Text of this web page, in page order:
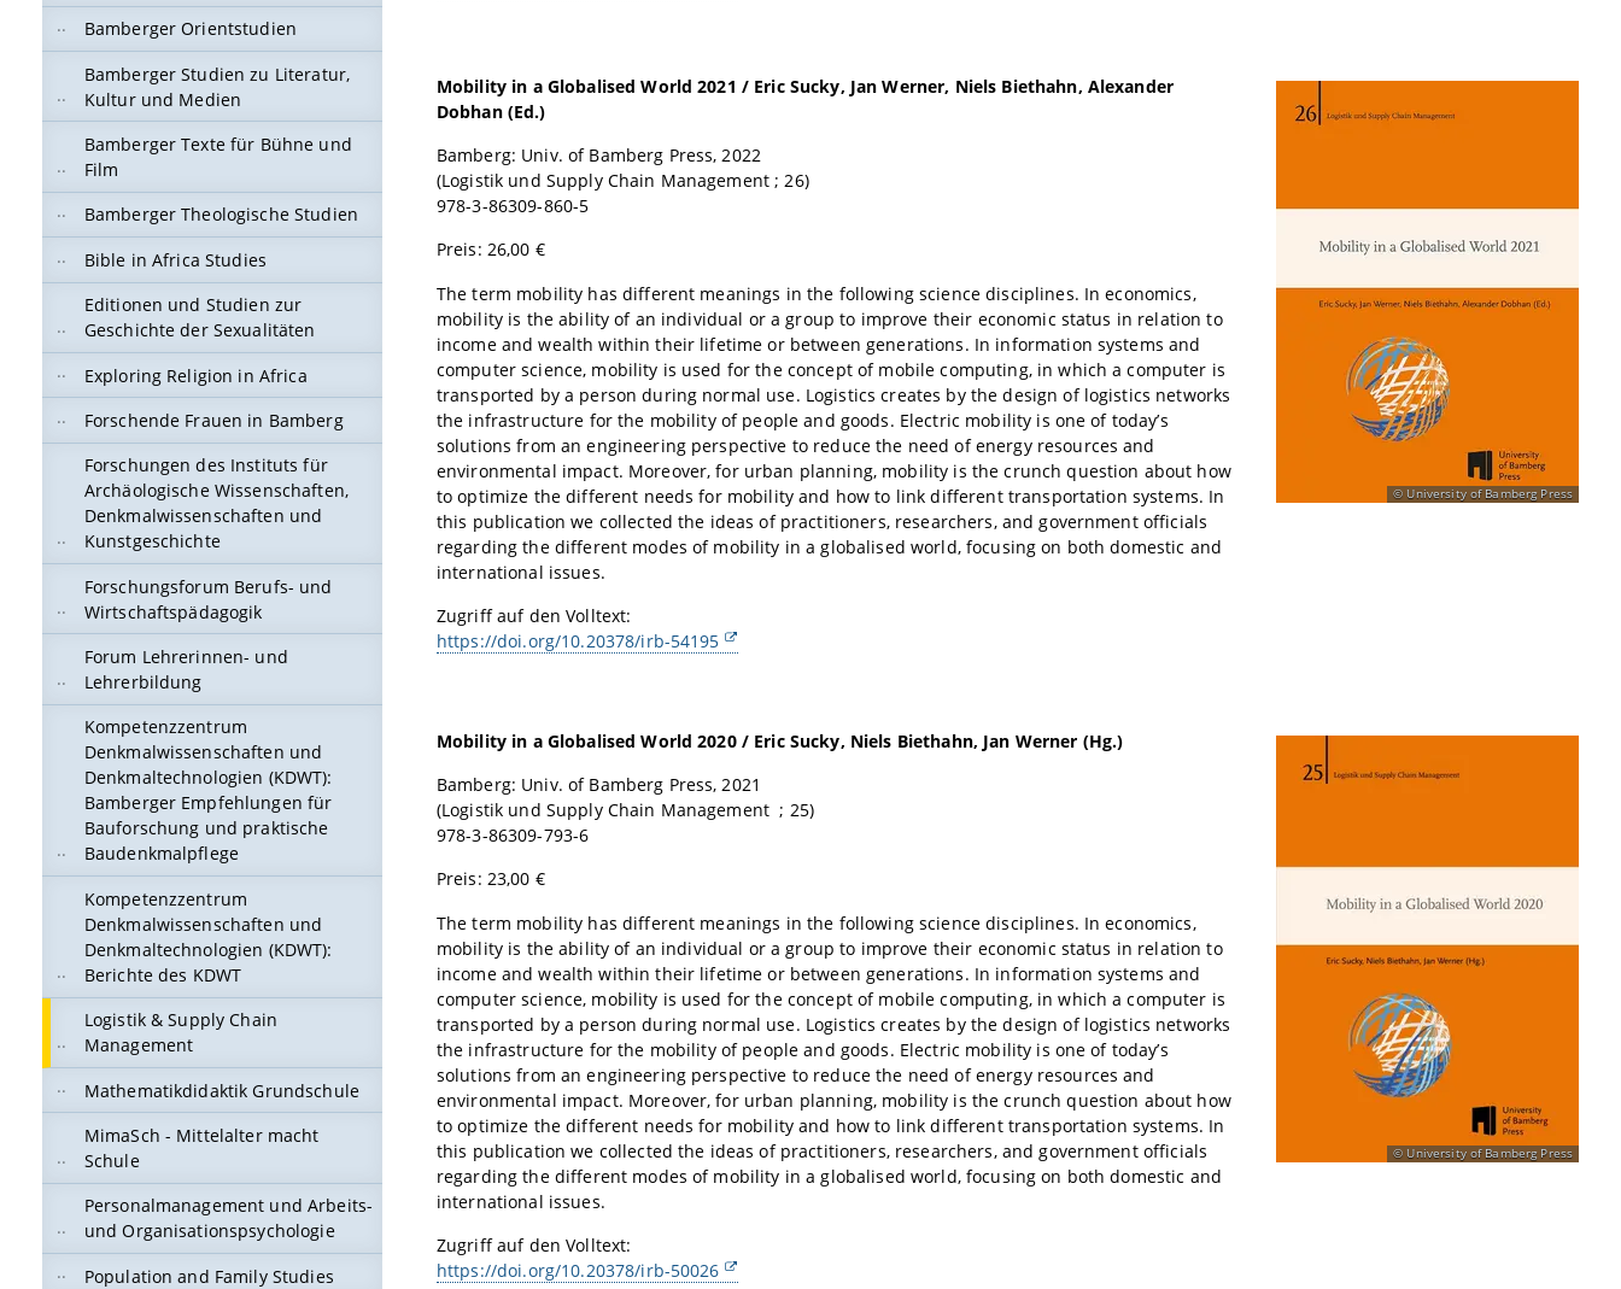
Bamberger Orientstudien
Bamberger Studien zu Literatur,
Kultur und Medien
Bamberger Texte für Bühne und
Film
Bamberger Theologische Studien
Bible in Africa Studies
Editionen und Studien zur
Geschichte der Sexualitäten
Exploring Religion in Africa
Forschende Frauen in Bamberg
Forschungen des Instituts für
Archäologische Wissenschaften,
Denkmalwissenschaften und
Kunstgeschichte
Forschungsforum Berufs- und
Wirtschaftspädagogik
Forum Lehrerinnen- und
Lehrerbildung
Kompetenzzentrum
Denkmalwissenschaften und
Denkmaltechnologien (KDWT):
Bamberger Empfehlungen für
Bauforschung und praktische
Baudenkmalpflege
Kompetenzzentrum
Denkmalwissenschaften und
Denkmaltechnologien (KDWT):
Berichte des KDWT
Logistik & Supply Chain
Management
Mathematikdidaktik Grundschule
MimaSch - Mittelalter macht
Schule
Personalmanagement und Arbeits-
und Organisationspsychologie
Population and Family Studies
University of Bamberg Press
Mobility in a Globalised World 2021 / Eric Sucky, Jan Werner, Niels Biethahn, Alexander
Dobhan (Ed.)
Bamberg: Univ. of Bamberg Press, 2022
(Logistik und Supply Chain Management ; 26)
978-3-86309-860-5
Preis: 26,00 €
The term mobility has different meanings in the following science disciplines. In economics,
mobility is the ability of an individual or a group to improve their economic status in relation to
income and wealth within their lifetime or between generations. In information systems and
computer science, mobility is used for the concept of mobile computing, in which a computer is
transported by a person during normal use. Logistics creates by the design of logistics networks
the infrastructure for the mobility of people and goods. Electric mobility is one of today’s
solutions from an engineering perspective to reduce the need of energy resources and
environmental impact. Moreover, for urban planning, mobility is the crunch question about how
to optimize the different needs for mobility and how to link different transportation systems. In
this publication we collected the ideas of practitioners, researchers, and government officials
regarding the different modes of mobility in a globalised world, focusing on both domestic and
international issues.
Zugriff auf den Volltext:
https://doi.org/10.20378/irb-54195
University of Bamberg Press
Mobility in a Globalised World 2020 / Eric Sucky, Niels Biethahn, Jan Werner (Hg.)
Bamberg: Univ. of Bamberg Press, 2021
(Logistik und Supply Chain Management ; 25)
978-3-86309-793-6
Preis: 23,00 €
The term mobility has different meanings in the following science disciplines. In economics,
mobility is the ability of an individual or a group to improve their economic status in relation to
income and wealth within their lifetime or between generations. In information systems and
computer science, mobility is used for the concept of mobile computing, in which a computer is
transported by a person during normal use. Logistics creates by the design of logistics networks
the infrastructure for the mobility of people and goods. Electric mobility is one of today’s
solutions from an engineering perspective to reduce the need of energy resources and
environmental impact. Moreover, for urban planning, mobility is the crunch question about how
to optimize the different needs for mobility and how to link different transportation systems. In
this publication we collected the ideas of practitioners, researchers, and government officials
regarding the different modes of mobility in a globalised world, focusing on both domestic and
international issues.
Zugriff auf den Volltext:
https://doi.org/10.20378/irb-50026